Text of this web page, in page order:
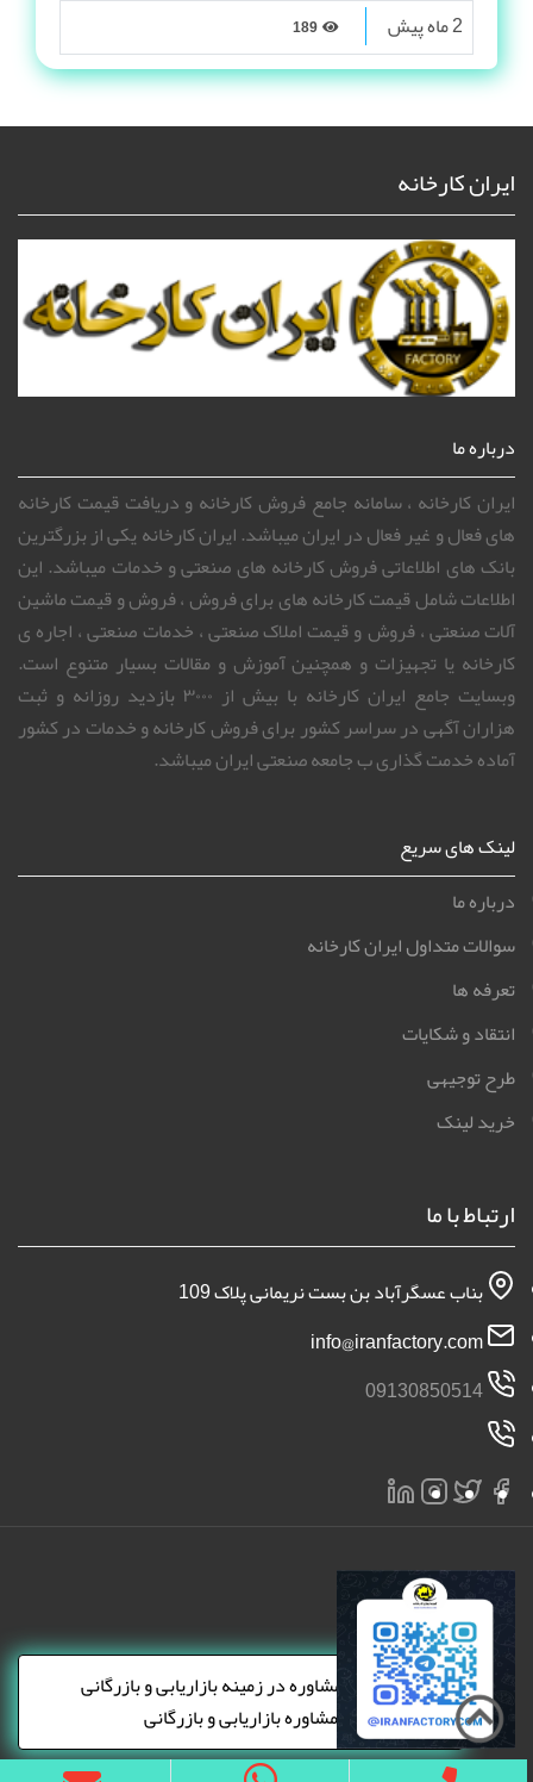
2 ماه پیش
×
دریافت مشاوره در زمینه بازاریابی و بازرگانی
مشاوره بازاریابی و بازرگانی
ایران کارخانه
درباره ما
ایران کارخانه ، سامانه جامع فروش کارخانه و دریافت قیمت کارخانه
های فعال و غیر فعال در ایران میباشد. ایران کارخانه یکی از بزرگترین
بانک های اطلاعاتی فروش کارخانه های صنعتی و خدمات میباشد. این
اطلاعات شامل قیمت کارخانه های برای فروش ، فروش و قیمت ماشین
آلات صنعتی ، فروش و قیمت املاک صنعتی ، خدمات صنعتی ، اجاره ی
کارخانه یا تجهیزات و همچنین آموزش و مقالات بسیار متنوع است.
وبسایت جامع ایران کارخانه با بیش از ۳۰۰۰ بازدید روزانه و ثبت
هزاران آگهی در سراسر کشور برای فروش کارخانه و خدمات در کشور
آماده خدمت گذاری ب جامعه صنعتی ایران میباشد.
لینک های سریع
درباره ما
سوالات متداول ایران کارخانه
تعرفه ها
انتقاد و شکایات
طرح توجیهی
خرید لینک
ارتباط با ما
بناب عسگرآباد بن بست نریمانی پلاک 109
09130850514